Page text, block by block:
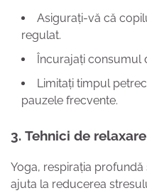
Asigurați-vă că
regulat.
Încurajați consumul
Limitați timpul
pauzele frecvente.
3. Tehnici de relaxare
Yoga, respirația
ajuta la reducerea